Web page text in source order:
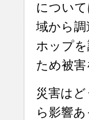
につい
域から
ホップ
ため被
災害は
ら影響